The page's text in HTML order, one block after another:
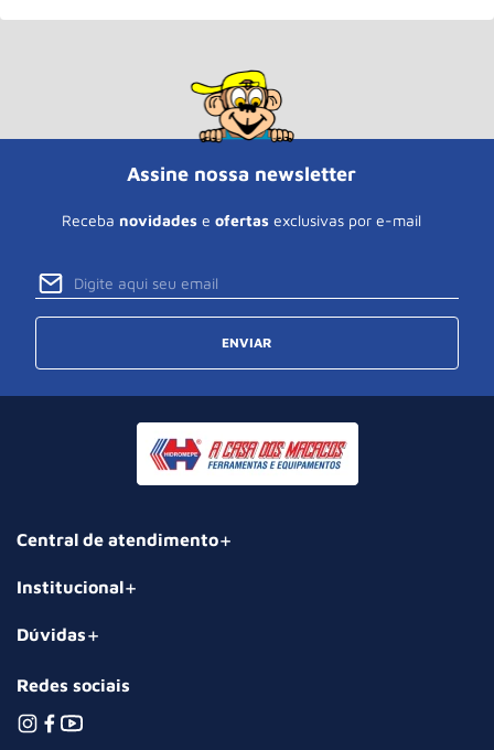
Assine nossa newsletter
Receba novidades e ofertas exclusivas por e-mail
ENVIAR
Central de atendimento
Institucional
Dúvidas
Redes sociais